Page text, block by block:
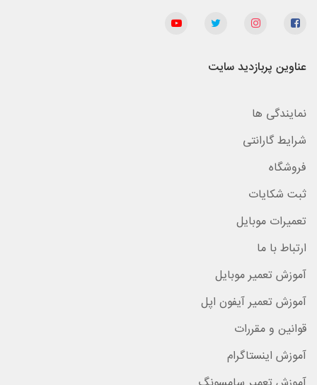
عناوین پربازدید سایت
نمایندگی ها
شرایط گارانتی
فروشگاه
ثبت شکایات
تعمیرات موبایل
ارتباط با ما
آموزش تعمیر موبایل
آموزش تعمیر آیفون اپل
قوانین و مقررات
آموزش اینستاگرام